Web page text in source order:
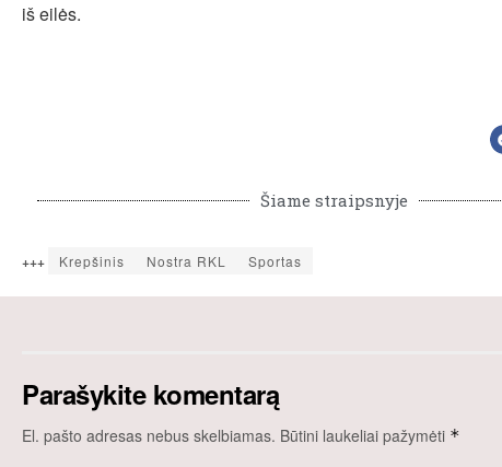
iš eilės.
Šiame straipsnyje
+++ Krepšinis Nostra RKL Sportas
Parašykite komentarą
El. pašto adresas nebus skelbiamas. Būtini laukeliai pažymėti *